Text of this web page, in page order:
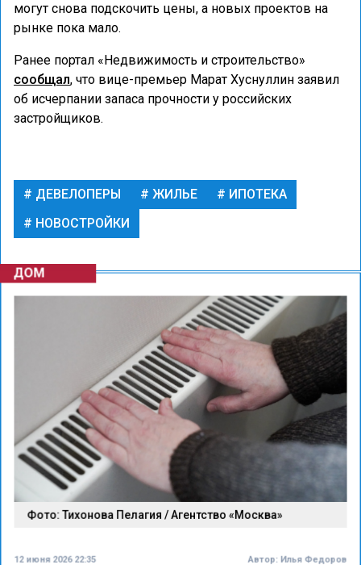
могут снова подскочить цены, а новых проектов на
рынке пока мало.
Ранее портал «Недвижимость и строительство»
сообщал, что вице-премьер Марат Хуснуллин заявил
об исчерпании запаса прочности у российских
застройщиков.
ДЕВЕЛОПЕРЫ ЖИЛЬЕ
ИПОТЕКА
НОВОСТРОЙКИ
ДОМ
Фото: Тихонова Пелагия / Агентство «Москва»
12 июня 2026 22:35 Автор: Илья Федоров